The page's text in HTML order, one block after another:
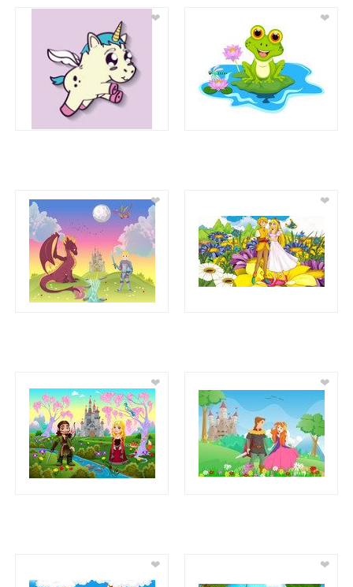
❤ ❤
❤ ❤
❤ ❤
❤ ❤